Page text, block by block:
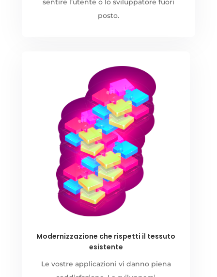
posto.
Modernizzazione che rispetti il tessuto
esistente
Le vostre applicazioni vi danno piena